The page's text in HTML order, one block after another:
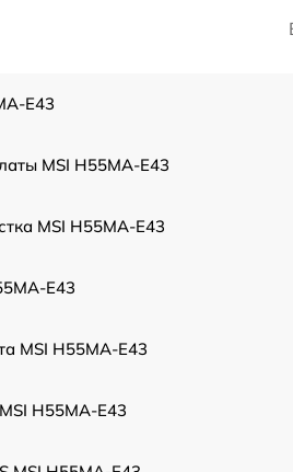
E43
MSI H55MA-E43
MSI H55MA-E43
E43
MSI H55MA-E43
H55MA-E43